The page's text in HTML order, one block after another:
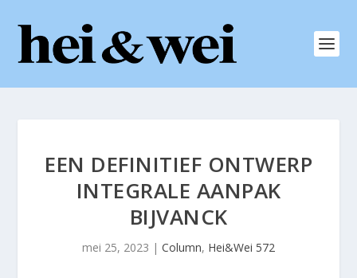
EEN DEFINITIEF ONTWERP
INTEGRALE AANPAK
BIJVANCK
mei 25, 2023 | Column, Hei&Wei 572